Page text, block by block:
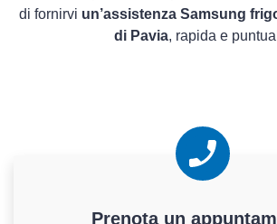
di fornirvi un’assistenza Samsung
di Pavia, rapida e
Prenota un